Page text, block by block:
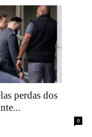
perdas dos
0